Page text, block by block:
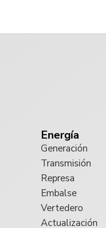
Energía
Generación
Transmisión
Represa
Embalse
Vertedero
Actualización